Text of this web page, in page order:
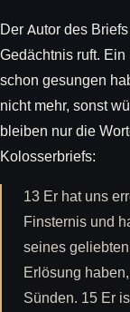
Der Autor des
Gedächtnis ruft.
schon gesungen
nicht mehr, sonst
bleiben nur die
Kolosserbriefs:
13 Er hat uns
Finsternis und
seines
Erlösung
Sünden. 15 Er